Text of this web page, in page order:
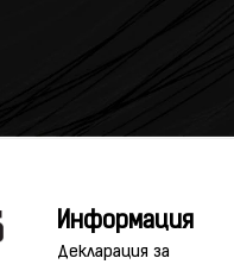
Информация
Декларация за